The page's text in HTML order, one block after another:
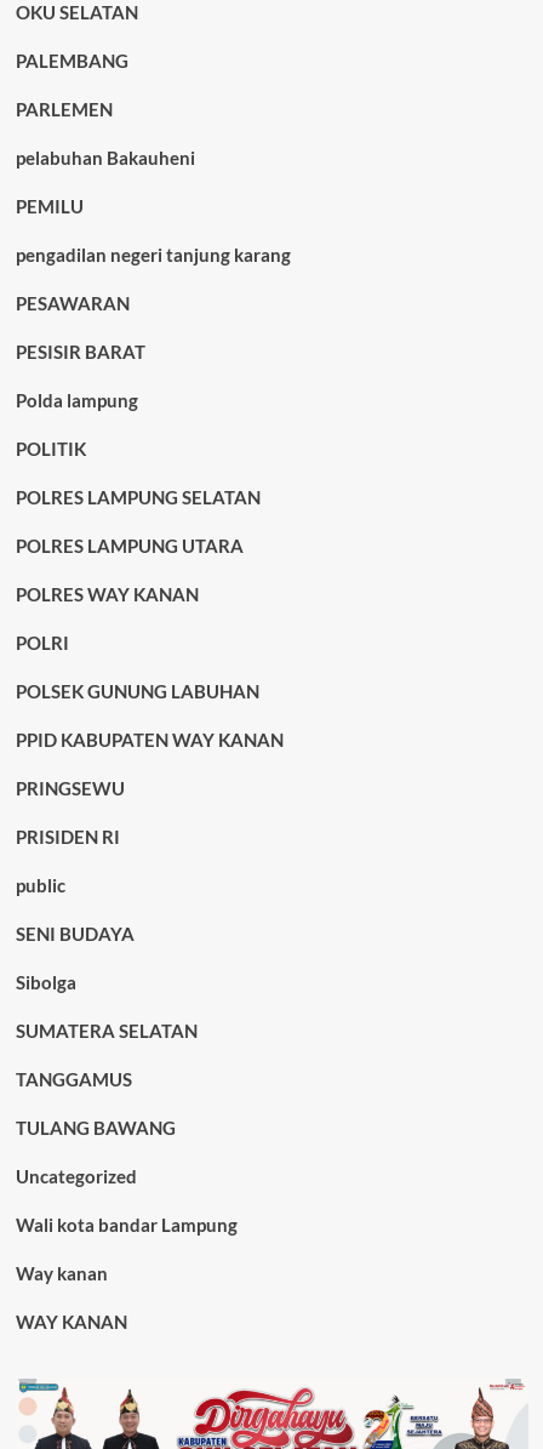
OKU SELATAN
PALEMBANG
PARLEMEN
pelabuhan Bakauheni
PEMILU
pengadilan negeri tanjung karang
PESAWARAN
PESISIR BARAT
Polda lampung
POLITIK
POLRES LAMPUNG SELATAN
POLRES LAMPUNG UTARA
POLRES WAY KANAN
POLRI
POLSEK GUNUNG LABUHAN
PPID KABUPATEN WAY KANAN
PRINGSEWU
PRISIDEN RI
public
SENI BUDAYA
Sibolga
SUMATERA SELATAN
TANGGAMUS
TULANG BAWANG
Uncategorized
Wali kota bandar Lampung
Way kanan
WAY KANAN